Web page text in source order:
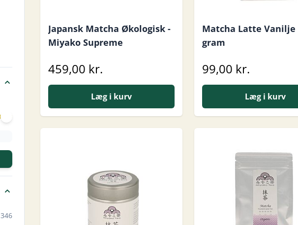
346products available
Japansk Matcha Økologisk -
Miyako Supreme
459,00 kr.
Læg i kurv
Matcha Latte Vanilje
gram
99,00 kr.
Læg i kurv